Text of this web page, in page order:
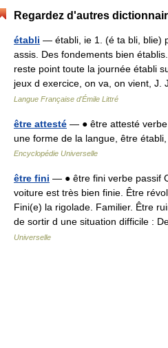
Regardez d'autres
établi — établi, ie 1. (é ta bli, blie)
assis. Des fondements bien
reste point toute la journée établi
jeux d exercice, on va, on vient,
Langue Française d'Émile Littré
être attesté — ● être attesté
une forme de la langue, être
Encyclopédie Universelle
être fini — ● être fini verbe passif
voiture est très bien finie. Être
Fini(e) la rigolade. Familier. Être
de sortir d une situation difficile :
Universelle